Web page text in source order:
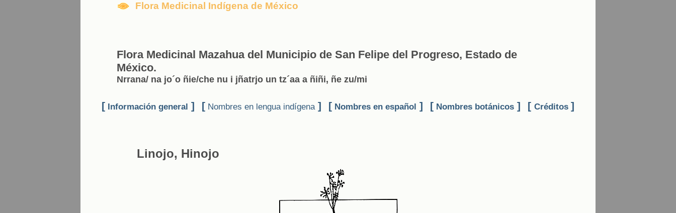
Flora Medicinal Indígena de México
Flora Medicinal Mazahua del Municipio de San Felipe del Progreso, Estado de
México.
Nrrana/ na jo´o ñie/che nu i jñatrjo un tz´aa a ñiñi, ñe zu/mi
[ Información general ] [ Nombres en lengua indígena ] [ Nombres en español ] [ Nombres botánicos ] [ Créditos ]
Linojo, Hinojo